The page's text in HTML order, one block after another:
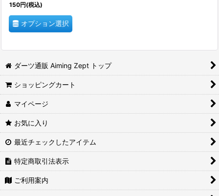
150円(税込)
オプション選択
ダーツ通販 Aiming Zept トップ
ショッピングカート
マイページ
お気に入り
最近チェックしたアイテム
特定商取引法表示
ご利用案内